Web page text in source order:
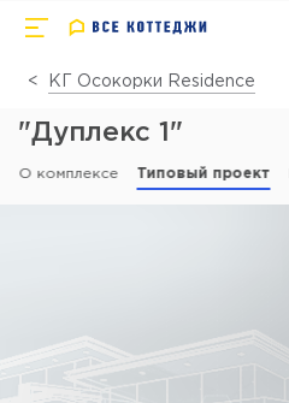
КГ Осокорки Residence
"Дуплекс 1"
О комплексе Типовый проект